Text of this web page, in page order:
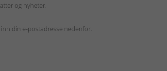
og nyheter.
inn din e-postadresse nedenfor.